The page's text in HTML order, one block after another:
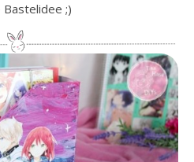
Bastelidee ;)